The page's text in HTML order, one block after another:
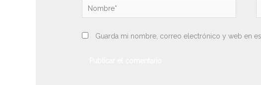
Nombre*
Guarda mi nombre, correo electrónico y web en